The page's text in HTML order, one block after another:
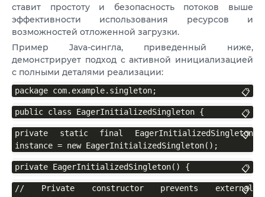
ставит простоту и безопасность потоков выше
эффективности использования ресурсов и
возможностей отложенной загрузки.
Пример Java-сингла, приведенный ниже,
демонстрирует подход с активной инициализацией
с полными деталями реализации:
package com.example.singleton; 📋
public class EagerInitializedSingleton { 📋
private static final EagerInitializedSingleton
instance = new EagerInitializedSingleton();
📋
private EagerInitializedSingleton() { 📋
// Private constructor prevents external
📋